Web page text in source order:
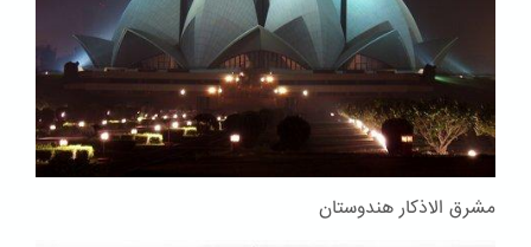
مشرق الاذکار هندوستان